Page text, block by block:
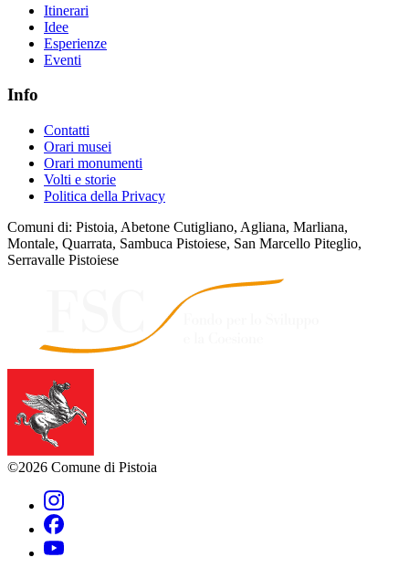
Itinerari
Idee
Esperienze
Eventi
Info
Contatti
Orari musei
Orari monumenti
Volti e storie
Politica della Privacy
Comuni di: Pistoia, Abetone Cutigliano, Agliana, Marliana,
Montale, Quarrata, Sambuca Pistoiese, San Marcello Piteglio,
Serravalle Pistoiese
©2026 Comune di Pistoia